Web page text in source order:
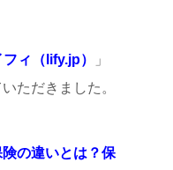
ィ（lify.jp）
」
ただきました。
の違いとは？保